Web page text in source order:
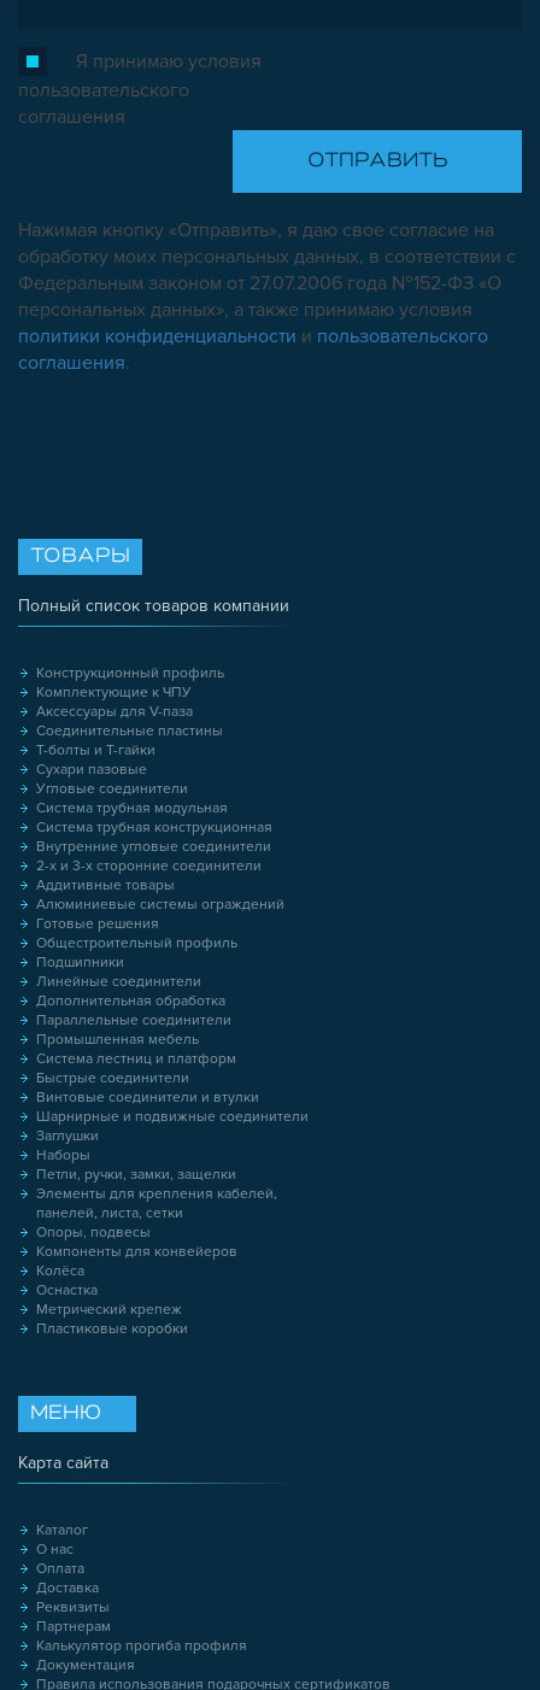
Я принимаю условия
пользовательского
соглашения
Нажимая кнопку «Отправить», я даю свое согласие на
обработку моих персональных данных, в соответствии с
Федеральным законом от 27.07.2006 года №152-ФЗ «О
персональных данных», а также принимаю условия
политики конфиденциальности и пользовательского
соглашения.
ТОВАРЫ
Полный список товаров компании
Конструкционный профиль
Комплектующие к ЧПУ
Аксессуары для V-паза
Соединительные пластины
Т-болты и Т-гайки
Сухари пазовые
Угловые соединители
Система трубная модульная
Система трубная конструкционная
Внутренние угловые соединители
2-х и 3-х сторонние соединители
Аддитивные товары
Алюминиевые системы ограждений
Готовые решения
Общестроительный профиль
Подшипники
Линейные соединители
Дополнительная обработка
Параллельные соединители
Промышленная мебель
Система лестниц и платформ
Быстрые соединители
Винтовые соединители и втулки
Шарнирные и подвижные соединители
Заглушки
Наборы
Петли, ручки, замки, защелки
Элементы для крепления кабелей,
панелей, листа, сетки
Опоры, подвесы
Компоненты для конвейеров
Колёса
Оснастка
Метрический крепеж
Пластиковые коробки
МЕНЮ
Карта сайта
Каталог
О нас
Оплата
Доставка
Реквизиты
Партнерам
Калькулятор прогиба профиля
Документация
Правила использования подарочных сертификатов